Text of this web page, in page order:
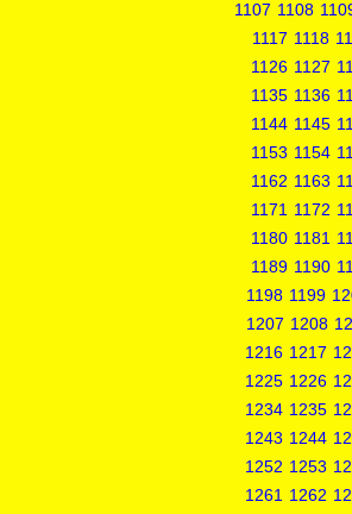
1107 1108
1117 1118
1126 1127
1135 1136
1144 1145
1153 1154
1162 1163
1171 1172
1180 1181
1189 1190
1198 1199
1207 1208
1216 1217
1225 1226
1234 1235
1243 1244
1252 1253
1261 1262